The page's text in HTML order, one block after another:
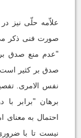
علاّمه حلّی نیز
صورت فنی ذکر
"عدم منع صدق بر
صدق بر کثیر است
نفس الامری.
برهان "برابر
احتمال به
نیست تا با